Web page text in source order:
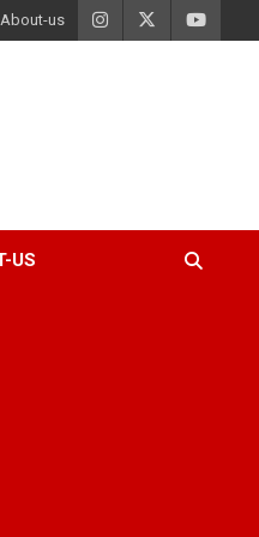
About-us
US